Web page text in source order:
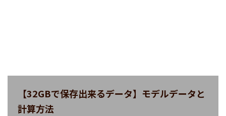
【32GBで保存出来るデータ】モデルデータと
計算方法